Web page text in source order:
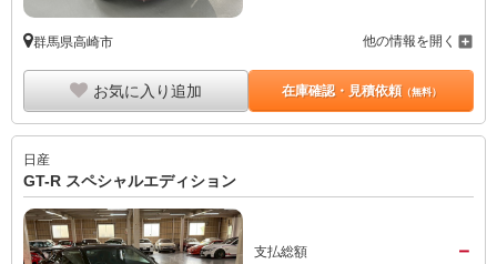
群馬県高崎市 他の情報を開く
お気に入り追加 在庫確認・見積依頼（無料）
日産
GT-R スペシャルエディション
支払総額 －